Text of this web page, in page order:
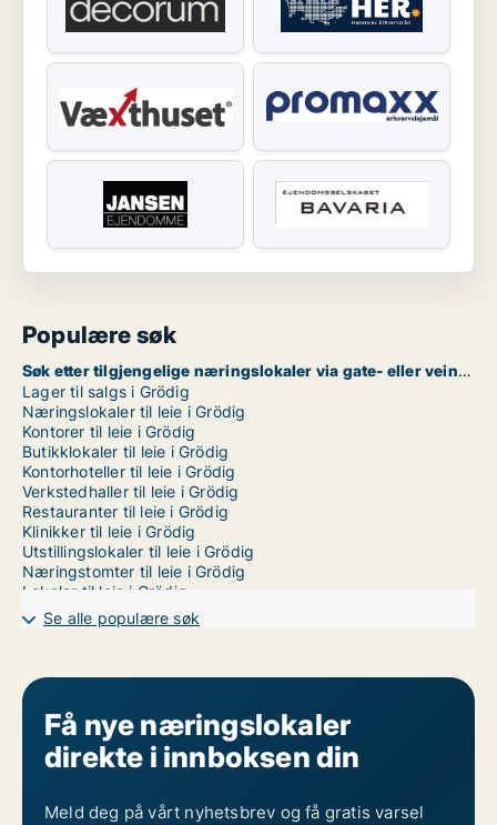
Populære søk
Søk etter tilgjengelige næringslokaler via gate- eller veinavn i Grödig
Lager til salgs i Grödig
Næringslokaler til leie i Grödig
Kontorer til leie i Grödig
Butikklokaler til leie i Grödig
Kontorhoteller til leie i Grödig
Verkstedhaller til leie i Grödig
Restauranter til leie i Grödig
Klinikker til leie i Grödig
Utstillingslokaler til leie i Grödig
Næringstomter til leie i Grödig
Lokaler til leie i Grödig
Garages til leie i Grödig
Se alle populære søk
Få nye næringslokaler
direkte i innboksen din
Meld deg på vårt nyhetsbrev og få gratis varsel